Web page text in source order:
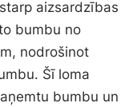
aizsardzības
bumbu no
nodrošinot
Šī loma
bumbu un